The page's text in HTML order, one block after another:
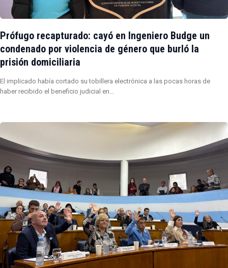
Prófugo recapturado: cayó en Ingeniero Budge un
condenado por violencia de género que burló la
prisión domiciliaria
El implicado había cortado su tobillera electrónica a las pocas horas de
haber recibido el beneficio judicial en…